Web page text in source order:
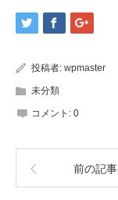
投稿者: wpmaster
未分類
コメント: 0
前の記事